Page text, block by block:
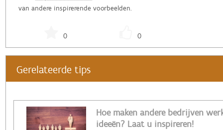
van andere inspirerende voorbeelden.
0 0
Gerelateerde tips
Hoe maken andere bedrijven
ideeën? Laat u inspireren!